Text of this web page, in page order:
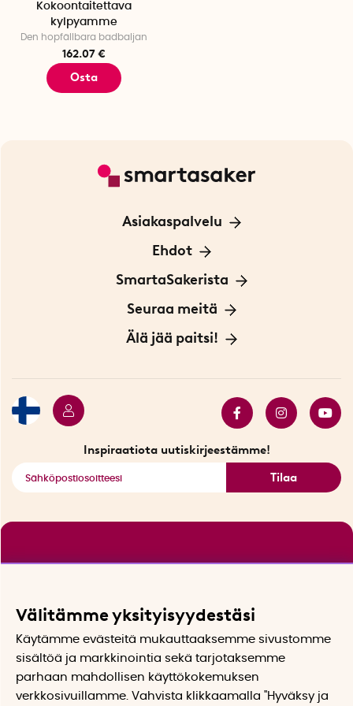
Kokoontaitettava
kylpyamme
Den hopfällbara badbaljan
162.07 €
Osta
Asiakaspalvelu
Ota yhteyttä
Ehdot
Tietoa evästeistä
Yksityisyydensuoja
Sopimusehdot
SmartaSakerista
Meistä
Myymälä Tukholmassa
Seuraa meitä
Innovaattoriblogi
Älä jää paitsi!
Inspiraatiota uutiskirjeestämme!
Tilaa
Välitämme yksityisyydestäsi
Käytämme evästeitä mukauttaaksemme sivustomme
sisältöä ja markkinointia sekä tarjotaksemme
parhaan mahdollisen käyttökokemuksen
verkkosivuillamme. Vahvista klikkaamalla "Hyväksy ja